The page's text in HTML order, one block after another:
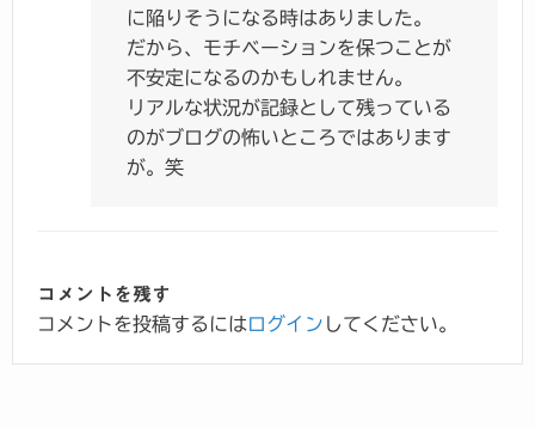
に陥りそうになる時はありました。
だから、モチベーションを保つことが
不安定になるのかもしれません。
リアルな状況が記録として残っている
のがブログの怖いところではあります
が。笑
コメントを残す
コメントを投稿するにはログイン してください。